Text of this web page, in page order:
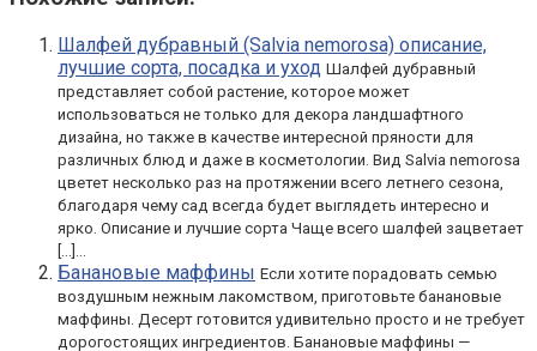
Шалфей дубравный (Salvia nemorosa) описание,
лучшие сорта, посадка и уход Шалфей дубравный
представляет собой растение, которое может
использоваться не только для декора ландшафтного
дизайна, но также в качестве интересной пряности для
различных блюд и даже в косметологии. Вид Salvia nemorosa
цветет несколько раз на протяжении всего летнего сезона,
благодаря чему сад всегда будет выглядеть интересно и
ярко. Описание и лучшие сорта Чаще всего шалфей зацветает
[…]...
Банановые маффины Если хотите порадовать семью
воздушным нежным лакомством, приготовьте банановые
маффины. Десерт готовится удивительно просто и не требует
дорогостоящих ингредиентов. Банановые маффины —